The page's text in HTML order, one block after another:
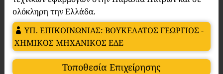
ολόκληρη την Ελλάδα.
ΥΠ. ΕΠΙΚΟΙΝΩΝΙΑΣ: ΒΟΥΚΕΛΑΤΟΣ ΓΕΩΡΓΙΟΣ -
ΧΗΜΙΚΟΣ ΜΗΧΑΝΙΚΟΣ ΕΔΕ
Τοποθεσία Επιχείρησης